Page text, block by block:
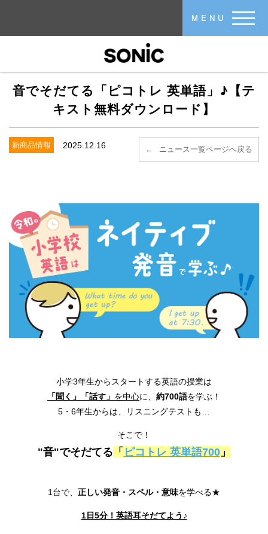
MENU
音でそだてる「ピコトレ 英単語」♪【テ
キスト無料ダウンロード】
新商品情報 2025.12.16 ニュース一覧ページへ戻る
小学3年生からスタートする英語の授業は
「聞く」「話す」 を中心に、 約700語を学ぶ！
5・6年生からは、リスニングテストも…
そこで！
"音"でそだてる 「 ピコトレ 英単語700」
1台で、 正しい発音・スペル・意味を学べる★
1日5分！英語耳そだてよう♪